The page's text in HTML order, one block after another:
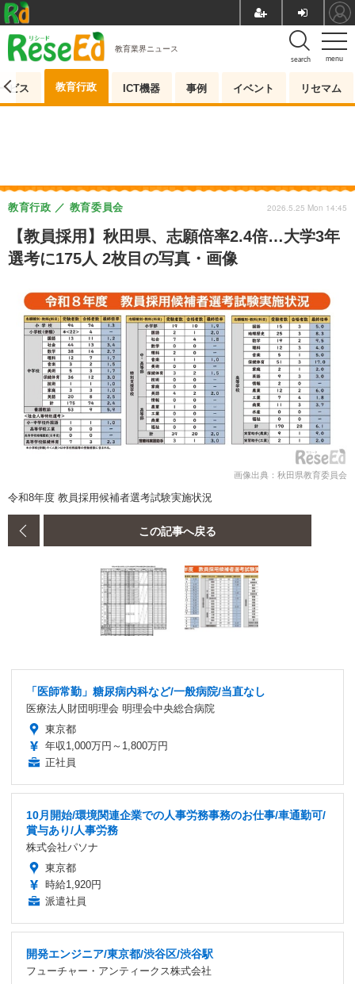
menu
search
教育業界ニュース
ビス 教育行政 ICT機器 事例 イベント リセマム
【教員採用】秋田県、志願倍率2.4倍…大学3年
選考に175人 2枚目の写真・画像
教育行政 教育委員会 2026.5.25 Mon 14:45
画像出典：秋田県教育委員会
令和8年度 教員採用候補者選考試験実施状況
この記事へ戻る
「医師常勤」糖尿病内科など/一般病院/当直なし
医療法人財団明理会 明理会中央総合病院
東京都
年収1,000万円～1,800万円
正社員
10月開始/環境関連企業での人事労務事務のお仕事/車通勤可/
賞与あり/人事労務
株式会社パソナ
東京都
時給1,920円
派遣社員
開発エンジニア/東京都/渋谷区/渋谷駅
フューチャー・アンティークス株式会社